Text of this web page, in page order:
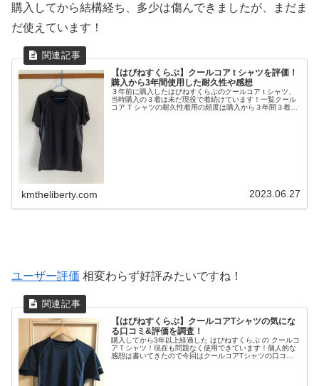
購入してから結構経ち、多少は傷んできましたが、まだま
だ使えています！
【はぴねすくらぶ】クールコア t シャツを評価！
購入から3年間使用した耐久性や感想
３年前に購入したはぴねすくらぶのクールコア t シャツ、
当時購入の３着は未だ現役で着続けています！一覧クール
コア T シャツの耐久性着用の頻度は購入から３年間３着あ
kmtheliberty.com 2023.06.27
ユーザー評価 相変わらず好評みたいですね！
【はぴねすくらぶ】クールコアTシャツの気にな
る口コミ&評価を調査！
購入してから3年以上経過した はぴねすくらぶ の クールコ
アＴシャツ！現在も問題なく使用できています！個人的な
感想は書いてきたので今回はクールコアTシャツの口コミ